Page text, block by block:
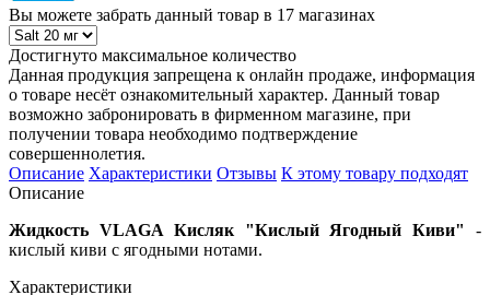
Вы можете забрать данный товар в 17 магазинах
Достигнуто максимальное количество
Данная продукция запрещена к онлайн продаже, информация
о товаре несёт ознакомительный характер. Данный товар
возможно забронировать в фирменном магазине, при
получении товара необходимо подтверждение
совершеннолетия.
Описание Характеристики Отзывы К этому товару подходят
Описание
Жидкость VLAGA Кисляк "Кислый Ягодный Киви"
-
кислый киви с ягодными нотами.
Характеристики